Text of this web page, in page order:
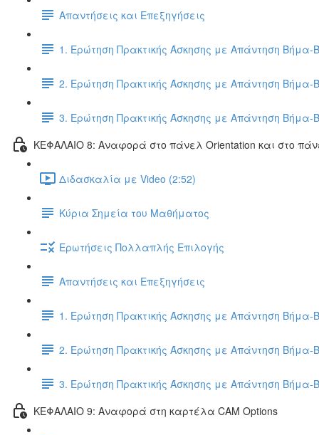
Απαντήσεις και Επεξηγήσεις
1. Ερώτηση Πρακτικής Άσκησης με Απάντηση Βήμα-
2. Ερώτηση Πρακτικής Άσκησης με Απάντηση Βήμα-
3. Ερώτηση Πρακτικής Άσκησης με Απάντηση Βήμα-
ΚΕΦΑΛΑΙΟ 8: Αναφορά στο πάνελ Orientation και στο
Διδασκαλία με Video (2:52)
Κύρια Σημεία του Μαθήματος
Ερωτήσεις Πολλαπλής Επιλογής
Απαντήσεις και Επεξηγήσεις
1. Ερώτηση Πρακτικής Άσκησης με Απάντηση Βήμα-
2. Ερώτηση Πρακτικής Άσκησης με Απάντηση Βήμα-
3. Ερώτηση Πρακτικής Άσκησης με Απάντηση Βήμα-
ΚΕΦΑΛΑΙΟ 9: Αναφορά στη καρτέλα CAM Options